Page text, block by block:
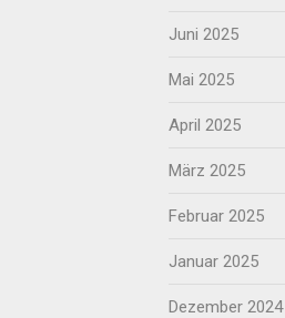
Juni 2025
Mai 2025
April 2025
März 2025
Februar 2025
Januar 2025
Dezember 2024